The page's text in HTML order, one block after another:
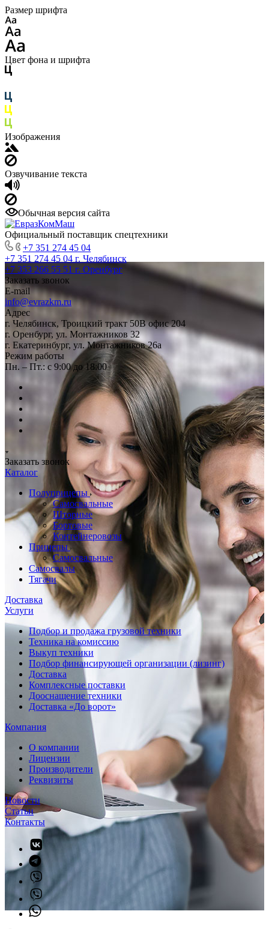
Размер шрифта
Цвет фона и шрифта
Изображения
Озвучивание текста
Обычная версия сайта
Официальный поставщик спецтехники
+7 351 274 45 04
+7 351 274 45 04 г. Челябинск
+7 353 266 55 51 г. Оренбург
Заказать звонок
E-mail
info@evrazkm.ru
Адрес
г. Челябинск, Троицкий тракт 50В офис 204
г. Оренбург, ул. Монтажников 32
г. Екатеринбург, ул. Монтажников 26а
Режим работы
Пн. – Пт.: с 9:00 до 18:00
Заказать звонок
Каталог
Полуприцепы
Самосвальные
Шторные
Бортовые
Контейнеровозы
Прицепы
Самосвальные
Самосвалы
Тягачи
Доставка
Услуги
Подбор и продажа грузовой техники
Техника на комиссию
Выкуп техники
Подбор финансирующей организации (лизинг)
Доставка
Комплексные поставки
Дооснащение техники
Доставка «До ворот»
Компания
О компании
Лицензии
Производители
Реквизиты
Новости
Статьи
Контакты